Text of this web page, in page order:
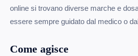
online si trovano diverse marche e
essere sempre guidato dal medico o
Come agisce